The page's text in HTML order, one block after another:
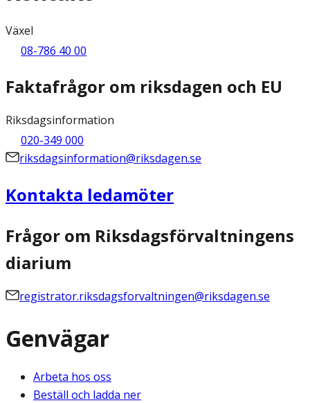
Växel
08-786 40 00
Faktafrågor om riksdagen och EU
Riksdagsinformation
020-349 000
riksdagsinformation@riksdagen.se
Kontakta ledamöter
Frågor om Riksdagsförvaltningens
diarium
registrator.riksdagsforvaltningen@riksdagen.se
Genvägar
Arbeta hos oss
Beställ och ladda ner